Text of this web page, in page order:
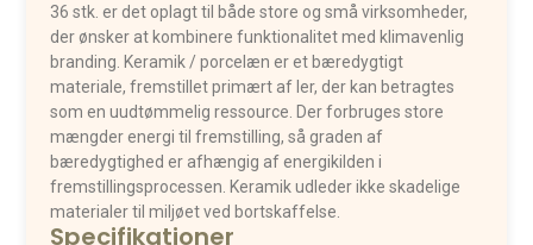
36 stk. er det oplagt til både store og små virksomheder,
der ønsker at kombinere funktionalitet med klimavenlig
branding. Keramik / porcelæn er et bæredygtigt
materiale, fremstillet primært af ler, der kan betragtes
som en uudtømmelig ressource. Der forbruges store
mængder energi til fremstilling, så graden af
bæredygtighed er afhængig af energikilden i
fremstillingsprocessen. Keramik udleder ikke skadelige
materialer til miljøet ved bortskaffelse.
Specifikationer